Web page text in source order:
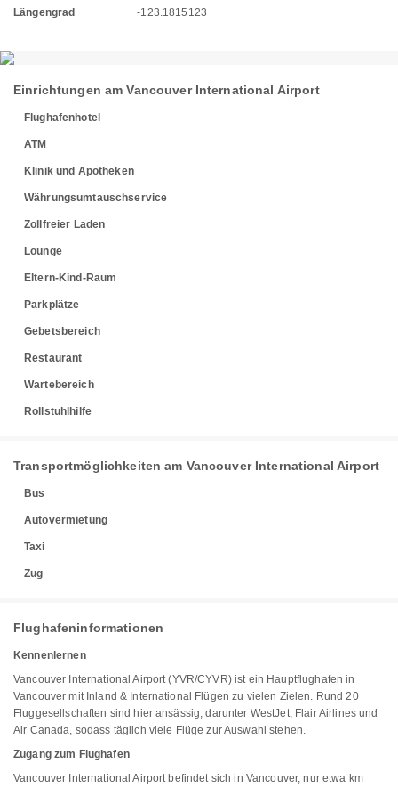
Längengrad -123.1815123
Einrichtungen am Vancouver International Airport
Flughafenhotel
ATM
Klinik und Apotheken
Währungsumtauschservice
Zollfreier Laden
Lounge
Eltern-Kind-Raum
Parkplätze
Gebetsbereich
Restaurant
Wartebereich
Rollstuhlhilfe
Transportmöglichkeiten am Vancouver International Airport
Bus
Autovermietung
Taxi
Zug
Flughafeninformationen
Kennenlernen
Vancouver International Airport (YVR/CYVR) ist ein Hauptflughafen in
Vancouver mit Inland & International Flügen zu vielen Zielen. Rund 20
Fluggesellschaften sind hier ansässig, darunter WestJet, Flair Airlines und
Air Canada, sodass täglich viele Flüge zur Auswahl stehen.
Zugang zum Flughafen
Vancouver International Airport befindet sich in Vancouver, nur etwa km